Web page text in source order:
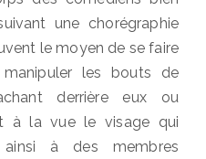
une chorégraphie
le moyen de se faire
les bouts de
derrière eux ou
à la vue le visage qui
ainsi à des membres